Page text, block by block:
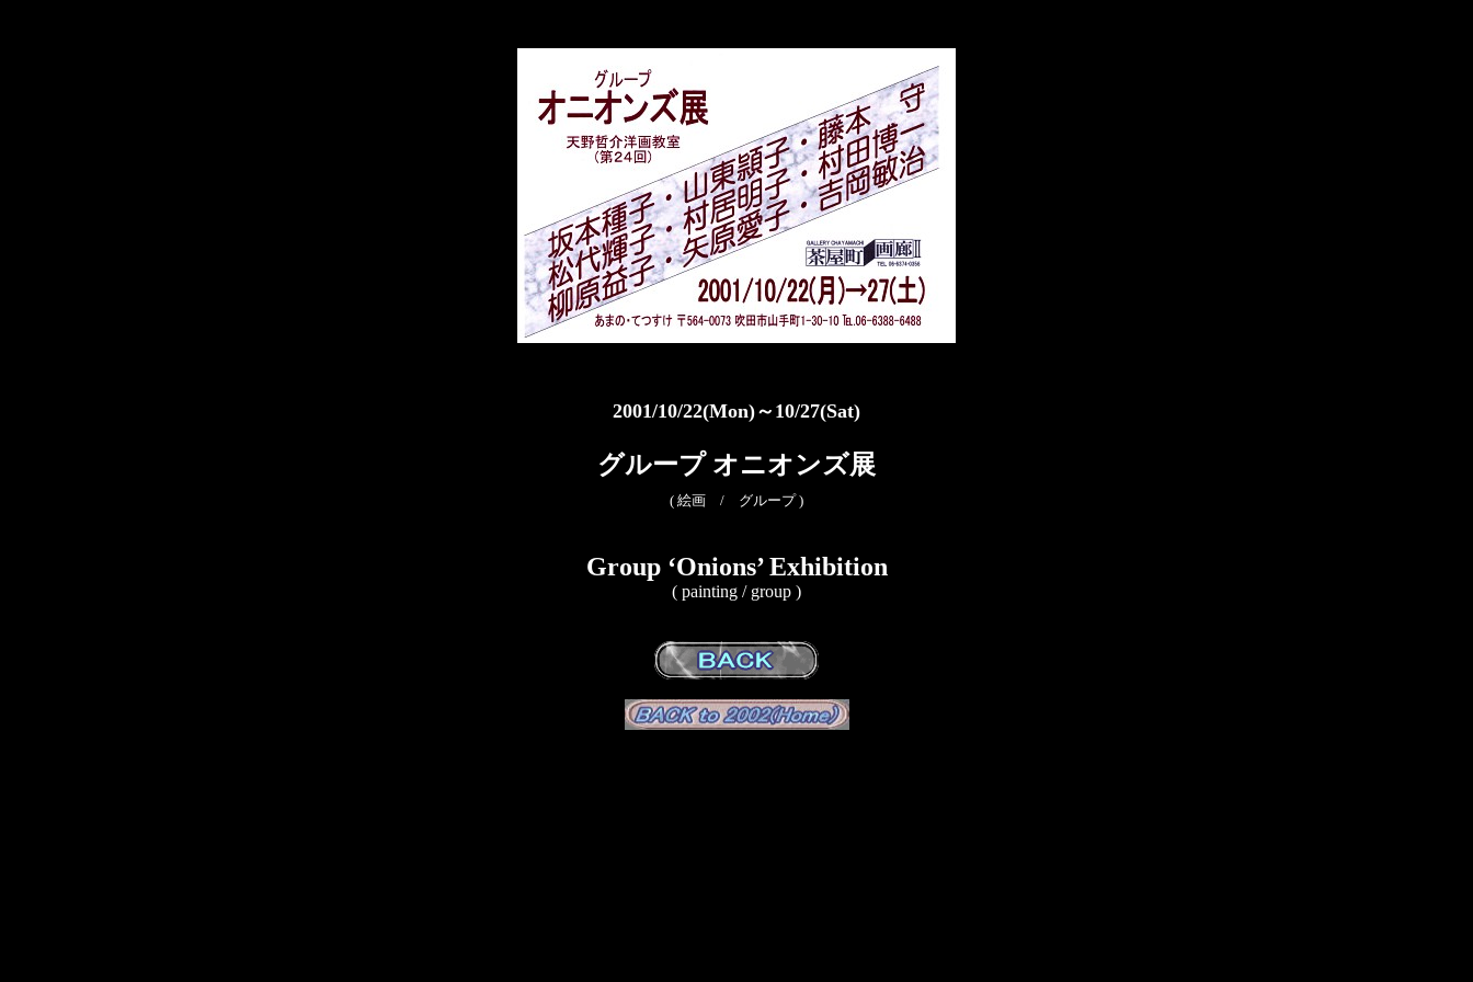
2001/10/22(Mon)～10/27(Sat)
グループ オニオンズ展
( 絵画 / グループ )
Group ‘Onions’ Exhibition
( painting / group )